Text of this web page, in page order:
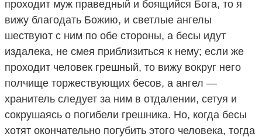
проходит муж праведный и боящийся Бога, то я
вижу благодать Божию, и светлые ангелы
шествуют с ним по обе стороны, а бесы идут
издалека, не смея приблизиться к нему; если же
проходит человек грешный, то вижу вокруг него
полчище торжествующих бесов, а ангел —
хранитель следует за ним в отдалении, сетуя и
сокрушаясь о погибели грешника. Но, когда бесы
хотят окончательно погубить этого человека, тогда